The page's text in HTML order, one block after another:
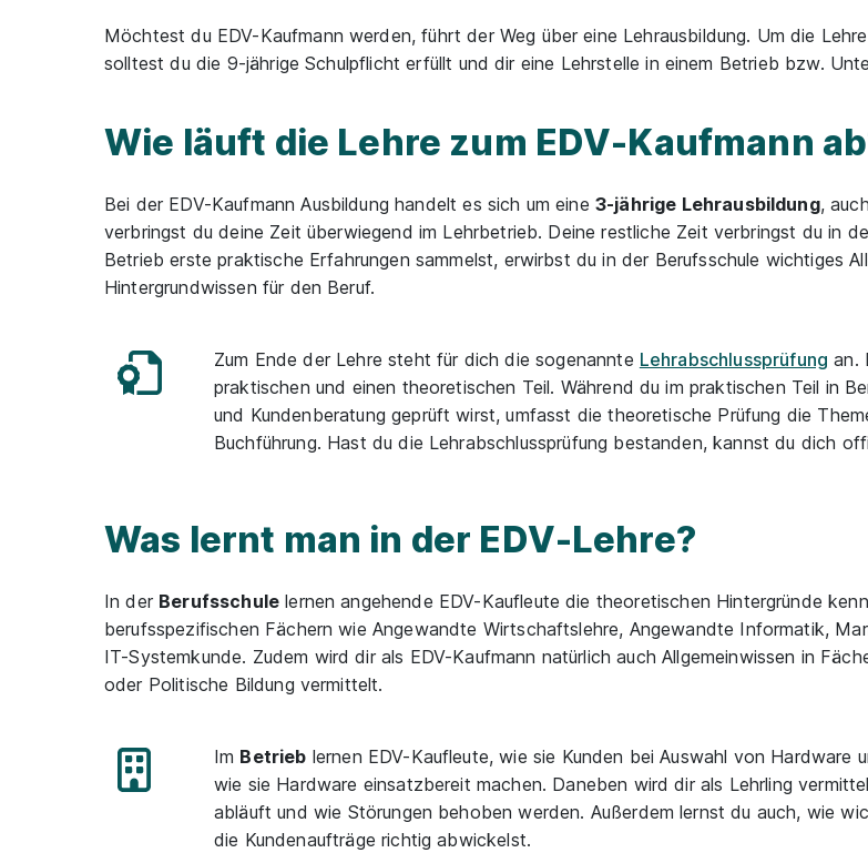
Möchtest du EDV-Kaufmann werden, führt der Weg über eine Lehrausbildung. Um die
solltest du die 9-jährige Schulpflicht erfüllt und dir eine Lehrstelle in einem Betrieb bzw.
Wie läuft die Lehre zum EDV-Kaufmann
Bei der EDV-Kaufmann Ausbildung handelt es sich um eine 3-jährige Lehrausbildung,
verbringst du deine Zeit überwiegend im Lehrbetrieb. Deine restliche Zeit verbringst du in
Betrieb erste praktische Erfahrungen sammelst, erwirbst du in der Berufsschule wichtiges
Hintergrundwissen für den Beruf.
Zum Ende der Lehre steht für dich die sogenannte Lehrabschlussprüfung an.
praktischen und einen theoretischen Teil. Während du im praktischen Teil in
und Kundenberatung geprüft wirst, umfasst die theoretische Prüfung die
Buchführung. Hast du die Lehrabschlussprüfung bestanden, kannst du dich
Was lernt man in der EDV-Lehre?
In der Berufsschule lernen angehende EDV-Kaufleute die theoretischen Hintergründe
berufsspezifischen Fächern wie Angewandte Wirtschaftslehre, Angewandte Informatik,
IT-Systemkunde. Zudem wird dir als EDV-Kaufmann natürlich auch Allgemeinwissen in
oder Politische Bildung vermittelt.
Im Betrieb lernen EDV-Kaufleute, wie sie Kunden bei Auswahl von Hardware
wie sie Hardware einsatzbereit machen. Daneben wird dir als Lehrling
abläuft und wie Störungen behoben werden. Außerdem lernst du auch, wie
die Kundenaufträge richtig abwickelst.